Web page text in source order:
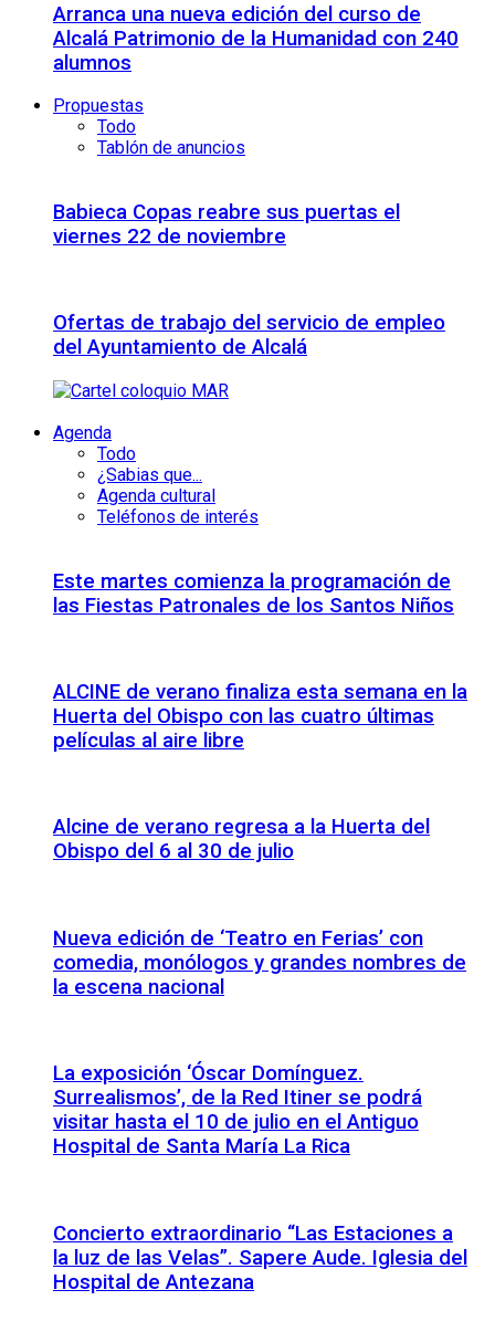
Arranca una nueva edición del curso de
Alcalá Patrimonio de la Humanidad con 240
alumnos
Propuestas
Todo
Tablón de anuncios
Babieca Copas reabre sus puertas el
viernes 22 de noviembre
Ofertas de trabajo del servicio de empleo
del Ayuntamiento de Alcalá
Agenda
Todo
¿Sabias que...
Agenda cultural
Teléfonos de interés
Este martes comienza la programación de
las Fiestas Patronales de los Santos Niños
ALCINE de verano finaliza esta semana en la
Huerta del Obispo con las cuatro últimas
películas al aire libre
Alcine de verano regresa a la Huerta del
Obispo del 6 al 30 de julio
Nueva edición de ‘Teatro en Ferias’ con
comedia, monólogos y grandes nombres de
la escena nacional
La exposición ‘Óscar Domínguez.
Surrealismos’, de la Red Itiner se podrá
visitar hasta el 10 de julio en el Antiguo
Hospital de Santa María La Rica
Concierto extraordinario “Las Estaciones a
la luz de las Velas”. Sapere Aude. Iglesia del
Hospital de Antezana